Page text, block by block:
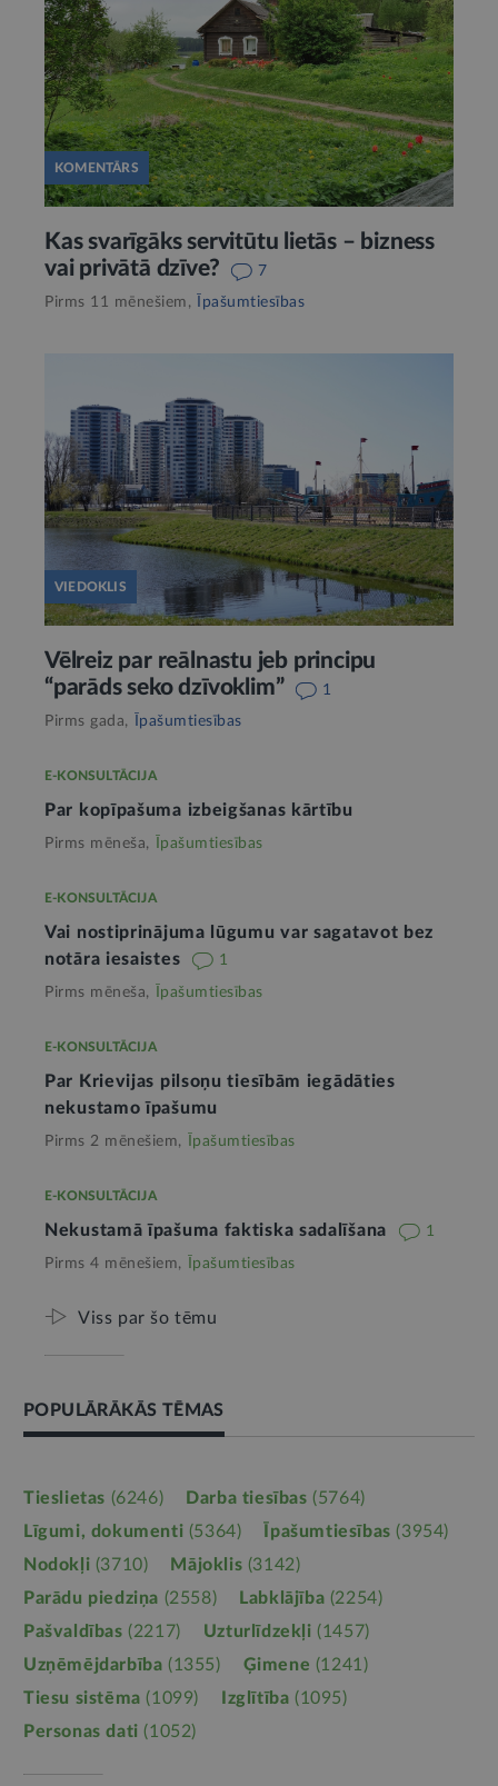
KOMENTĀRS
Kas svarīgāks servitūtu lietās – bizness
vai privātā dzīve?
7
Pirms 11 mēnešiem,
Īpašumtiesības
VIEDOKLIS
Vēlreiz par reālnastu jeb principu
“parāds seko dzīvoklim”
1
Pirms gada,
Īpašumtiesības
E-KONSULTĀCIJA
Par kopīpašuma izbeigšanas kārtību
Pirms mēneša, Īpašumtiesības
E-KONSULTĀCIJA
Vai nostiprinājuma lūgumu var sagatavot bez
notāra iesaistes
1
Pirms mēneša, Īpašumtiesības
E-KONSULTĀCIJA
Par Krievijas pilsoņu tiesībām iegādāties
nekustamo īpašumu
Pirms 2 mēnešiem, Īpašumtiesības
E-KONSULTĀCIJA
Nekustamā īpašuma faktiska sadalīšana 1
Pirms 4 mēnešiem, Īpašumtiesības
Viss par šo tēmu
POPULĀRĀKĀS TĒMAS
Tieslietas (6246) Darba tiesības (5764)
Līgumi, dokumenti (5364) Īpašumtiesības (3954)
Nodokļi (3710) Mājoklis (3142)
Parādu piedziņa (2558) Labklājība (2254)
Pašvaldības (2217) Uzturlīdzekļi (1457)
Uzņēmējdarbība (1355) Ģimene (1241)
Tiesu sistēma (1099) Izglītība (1095)
Personas dati (1052)